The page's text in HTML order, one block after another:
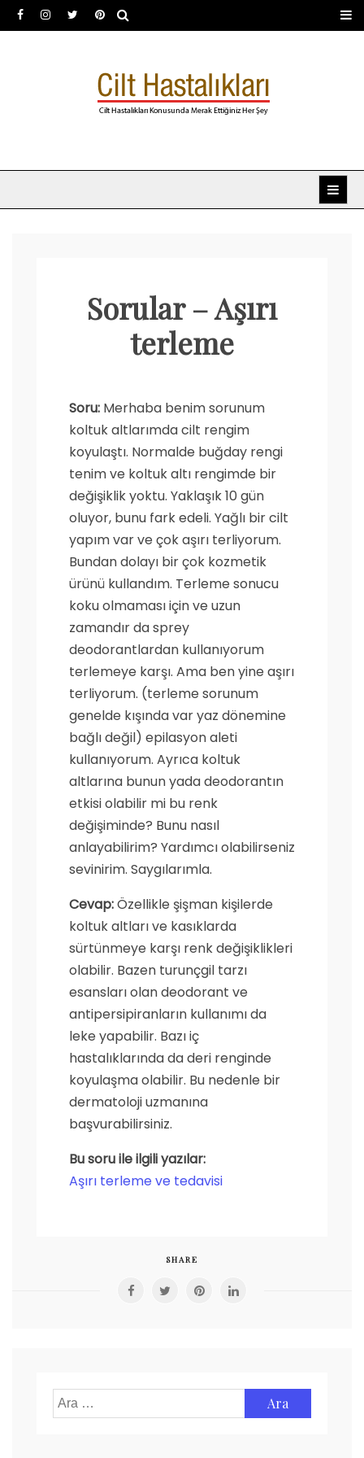
Skip
to
Dermatoloji uzmanı Dr.
Şafak Metekoğlu Akalın
Sorular – Aşırı
terleme
Soru: Merhaba benim sorunum
koltuk altlarımda cilt rengim
koyulaştı. Normalde buğday rengi
tenim ve koltuk altı rengimde bir
değişiklik yoktu. Yaklaşık 10 gün
oluyor, bunu fark edeli. Yağlı bir cilt
yapım var ve çok aşırı terliyorum.
Bundan dolayı bir çok kozmetik
ürünü kullandım. Terleme sonucu
koku olmaması için ve uzun
zamandır da sprey
deodorantlardan kullanıyorum
terlemeye karşı. Ama ben yine aşırı
terliyorum. (terleme sorunum
genelde kışında var yaz dönemine
bağlı değil) epilasyon aleti
kullanıyorum. Ayrıca koltuk
altlarına bunun yada deodorantın
etkisi olabilir mi bu renk
değişiminde? Bunu nasıl
anlayabilirim? Yardımcı olabilirseniz
sevinirim. Saygılarımla.
Cevap:Özellikle şişman kişilerde
koltuk altları ve kasıklarda
sürtünmeye karşı renk değişiklikleri
olabilir. Bazen turunçgil tarzı
esansları olan deodorant ve
antipersipiranların kullanımı da
leke yapabilir. Bazı iç
hastalıklarında da deri renginde
koyulaşma olabilir. Bu nedenle bir
dermatoloji uzmanına
başvurabilirsiniz.
Bu soru ile ilgili yazılar:
Aşırı terleme ve tedavisi
SHARE
Arama: